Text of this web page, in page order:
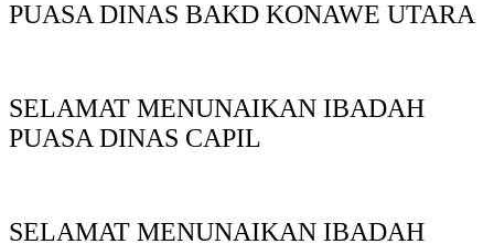
PUASA DINAS BAKD KONAWE UTARA
SELAMAT MENUNAIKAN IBADAH
PUASA DINAS CAPIL
SELAMAT MENUNAIKAN IBADAH